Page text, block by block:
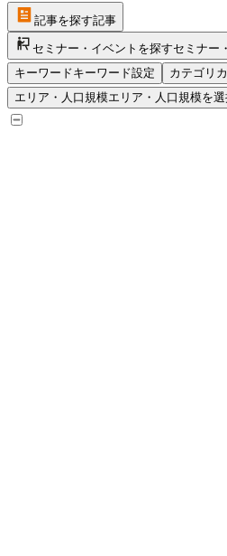
記事を探す記事
セミナー・イベントを探すセミナー
キーワードキーワード設定 カテゴリ
エリア・人口規模エリア・人口規模を選